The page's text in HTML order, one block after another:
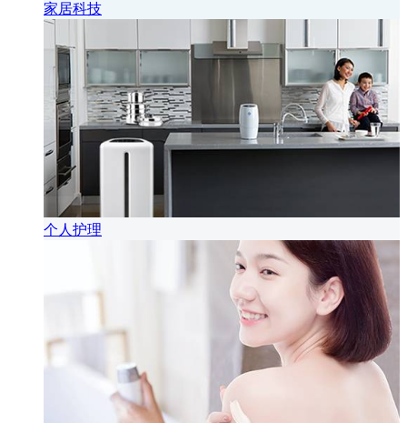
家居科技
个人护理